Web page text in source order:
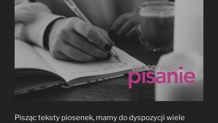
Pisząc teksty piosenek, mamy do dyspozycji wiele